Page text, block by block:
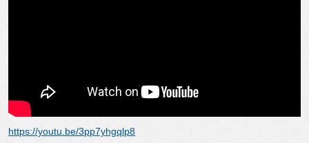
https://youtu.be/3pp7yhgqlp8